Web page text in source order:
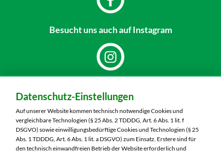
Besucht unsauch auf Instagram
MARKTKAUF Görlitz
Nieskyer Straße 100
02828 Görlitz
Telefon:03581 3670
Datenschutz-Einstellungen
Auf unserer Website kommen technisch notwendige Cookies und
vergleichbare Technologien (§ 25 Abs. 2 TDDDG, Art. 6 Abs. 1 lit. f
DSGVO) sowie einwilligungsbedürftige Cookies und Technologien (§ 25
Abs. 1 TDDDG, Art. 6 Abs. 1 lit. a DSGVO) zum Einsatz. Erstere sind für
den technisch einwandfreien Betrieb der Website erforderlich und